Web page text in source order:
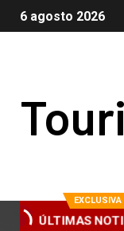
6 agosto 2026
EXCLUSIVA
ÚLTIMAS
Trieste al Polvo del